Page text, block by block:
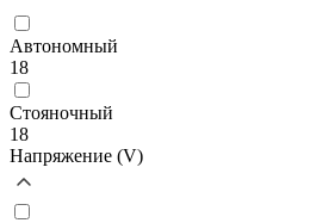
Автономный
18
Стояночный
18
Напряжение (V)